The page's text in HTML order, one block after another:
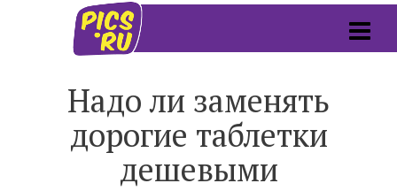
Надо ли заменять
дорогие таблетки
дешевыми